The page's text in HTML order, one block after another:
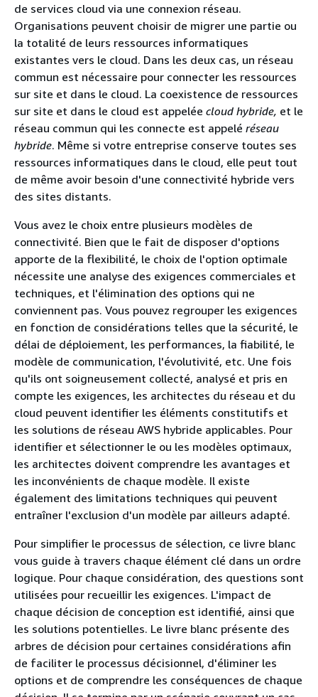
de services cloud via une connexion réseau.
Organisations peuvent choisir de migrer une partie ou
la totalité de leurs ressources informatiques
existantes vers le cloud. Dans les deux cas, un réseau
commun est nécessaire pour connecter les ressources
sur site et dans le cloud. La coexistence de ressources
sur site et dans le cloud est appelée cloud hybride, et le
réseau commun qui les connecte est appelé réseau
hybride. Même si votre entreprise conserve toutes ses
ressources informatiques dans le cloud, elle peut tout
de même avoir besoin d'une connectivité hybride vers
des sites distants.
Vous avez le choix entre plusieurs modèles de
connectivité. Bien que le fait de disposer d'options
apporte de la flexibilité, le choix de l'option optimale
nécessite une analyse des exigences commerciales et
techniques, et l'élimination des options qui ne
conviennent pas. Vous pouvez regrouper les exigences
en fonction de considérations telles que la sécurité, le
délai de déploiement, les performances, la fiabilité, le
modèle de communication, l'évolutivité, etc. Une fois
qu'ils ont soigneusement collecté, analysé et pris en
compte les exigences, les architectes du réseau et du
cloud peuvent identifier les éléments constitutifs et
les solutions de réseau AWS hybride applicables. Pour
identifier et sélectionner le ou les modèles optimaux,
les architectes doivent comprendre les avantages et
les inconvénients de chaque modèle. Il existe
également des limitations techniques qui peuvent
entraîner l'exclusion d'un modèle par ailleurs adapté.
Pour simplifier le processus de sélection, ce livre blanc
vous guide à travers chaque élément clé dans un ordre
logique. Pour chaque considération, des questions sont
utilisées pour recueillir les exigences. L'impact de
chaque décision de conception est identifié, ainsi que
les solutions potentielles. Le livre blanc présente des
arbres de décision pour certaines considérations afin
de faciliter le processus décisionnel, d'éliminer les
options et de comprendre les conséquences de chaque